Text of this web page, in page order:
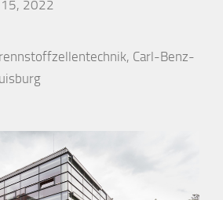
2022
Carl-Benz-